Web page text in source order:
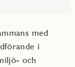
med
i
och